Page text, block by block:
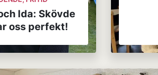
Ida: Skövde
oss perfekt!